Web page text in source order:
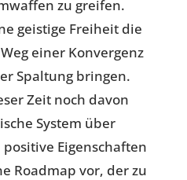
zu greifen.
geis­tige Frei­heit die
einer Kon­ver­genz
Spal­tung bringen.
Zeit noch davon
System über
Eigen­schaf­ten
Roadmap vor, der zu